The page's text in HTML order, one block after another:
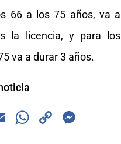
66 a los 75 años, va a
la licencia, y para los
va a durar 3 años.
E
W
C